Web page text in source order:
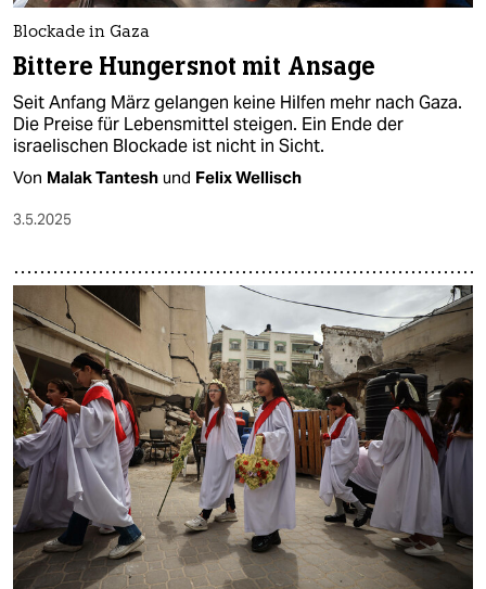
Blockade in Gaza
Bittere Hungersnot mit Ansage
Seit Anfang März gelangen keine Hilfen mehr nach Gaza.
Die Preise für Lebensmittel steigen. Ein Ende der
israelischen Blockade ist nicht in Sicht.
Von Malak Tantesh und Felix Wellisch
3.5.2025